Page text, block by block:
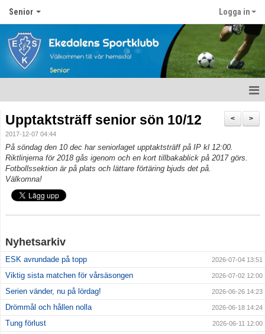
Senior Logga in
Nyheter
Kalender
Bildgalleri
Dokument
Kontakt
>
<
Upptaktsträff senior sön 10/12
2017-12-07 04:44
På söndag den 10 dec har seniorlaget upptaktsträff på IP kl 12:00.
Riktlinjerna för 2018 gås igenom och en kort tillbakablick på 2017 görs.
Fotbollssektion är på plats och lättare förtäring bjuds det på.
Välkomna!
Nyhetsarkiv
ESK avrundade på topp 2026-07-04 13:51
Viktig sista matchen för vårsäsongen 2026-07-02 12:00
Serien vänder, nu på lördag! 2026-06-26 14:23
Drömmål och hållen nolla 2026-06-18 14:24
Tung förlust 2026-06-11 12:00